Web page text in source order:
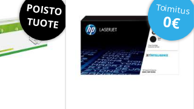
POISTO
TUOTE
Toimitus
0€